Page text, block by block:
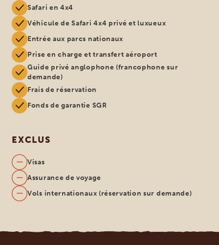
Safari en 4x4
Véhicule de Safari 4x4 privé et luxueux
Entrée aux parcs nationaux
Prise en charge et transfert aéroport
Guide privé anglophone (francophone sur
demande)
Frais de réservation
Fonds de garantie SGR
EXCLUS
Visas
Assurance de voyage
Vols internationaux (réservation sur demande)